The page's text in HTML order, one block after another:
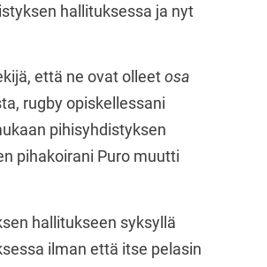
hallituksessa ja nyt
että ne ovat olleetosa
rugby opiskellessani
pihisyhdistyksen
pihakoirani Puro muutti
hallitukseen syksyllä
ilman että itse pelasin